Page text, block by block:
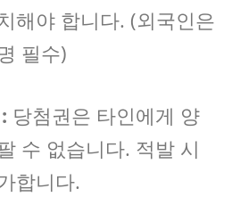
해야 합니다. (외국인은
필수)
당첨권은 타인에게 양
수 없습니다. 적발 시
합니다.